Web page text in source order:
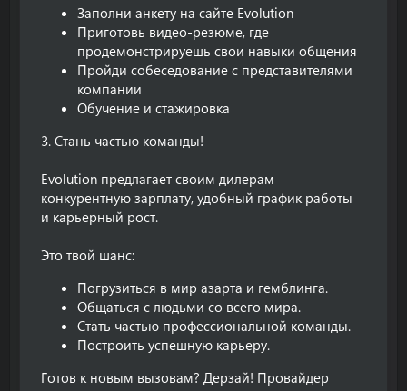
Заполни анкету на сайте Evolution
Приготовь видео-резюме, где
продемонстрируешь свои навыки общения
Пройди собеседование с представителями
компании
Обучение и стажировка
3. Стань частью команды!
Evolution предлагает своим дилерам
конкурентную зарплату, удобный график работы
и карьерный рост.
Это твой шанс:
Погрузиться в мир азарта и гемблинга.
Общаться с людьми со всего мира.
Стать частью профессиональной команды.
Построить успешную карьеру.
Готов к новым вызовам? Дерзай! Провайдер